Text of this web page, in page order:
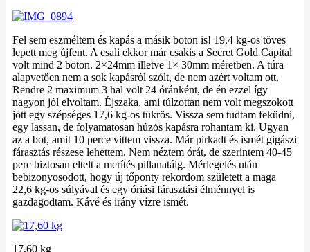
Fel sem eszméltem és kapás a másik boton is! 19,4 kg-os töves
lepett meg újfent. A csali ekkor már csakis a Secret Gold Capital
volt mind 2 boton. 2×24mm illetve 1× 30mm méretben. A túra
alapvetően nem a sok kapásról szólt, de nem azért voltam ott.
Rendre 2 maximum 3 hal volt 24 óránként, de én ezzel így
nagyon jól elvoltam. Éjszaka, ami túlzottan nem volt megszokott
jött egy szépséges 17,6 kg-os tükrös. Vissza sem tudtam feküdni,
egy lassan, de folyamatosan húzós kapásra rohantam ki. Ugyan
az a bot, amit 10 perce vittem vissza. Már pirkadt és ismét gigászi
fárasztás részese lehettem. Nem néztem órát, de szerintem 40-45
perc biztosan eltelt a merítés pillanatáig. Mérlegelés után
bebizonyosodott, hogy új tőponty rekordom született a maga
22,6 kg-os súlyával és egy óriási fárasztási élménnyel is
gazdagodtam. Kávé és irány vízre ismét.
17,60 kg